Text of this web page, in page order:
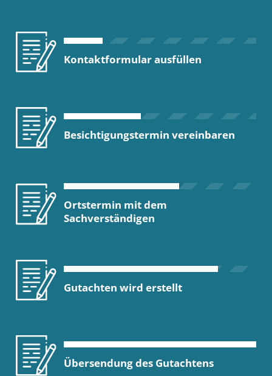
Kontaktformular ausfüllen
Besichtigungstermin vereinbaren
Ortstermin mit dem
Sachverständigen
Gutachten wird erstellt
Übersendung des Gutachtens